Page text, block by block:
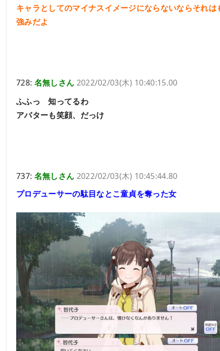
キャラとしてのマイナスイメージにならないならそれは
強みだよ
728: 名無しさん 2022/02/03(木) 10:40:15.00
ふふっ 知ってるわ
アバターも笑顔、だっけ
737: 名無しさん 2022/02/03(木) 10:45:44.80
プロデューサーの駄目なとこ童貞を奪った女